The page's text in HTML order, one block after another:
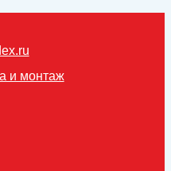
и монтаж